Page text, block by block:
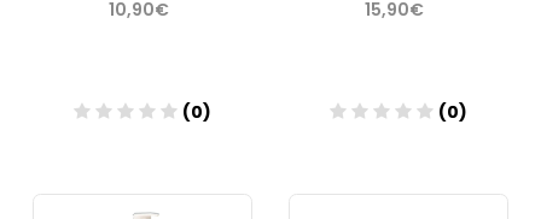
10,90€
(0)
Añadir
15,90€
(0)